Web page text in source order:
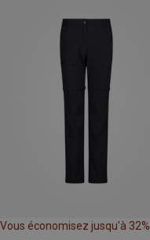
Vous économisez jusqu'à 32%